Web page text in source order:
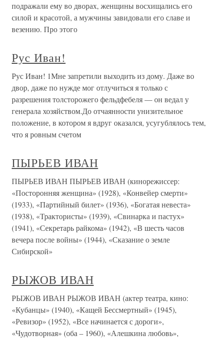
подражали ему во дворах, женщины восхищались его
силой и красотой, а мужчины завидовали его славе и
везению. Про этого
Рус Иван!
Рус Иван! 1Мне запретили выходить из дому. Даже во
двор, даже по нужде мог отлучиться я только с
разрешения толсторожего фельдфебеля — он ведал у
генерала хозяйством.До отчаянности унизительное
положение, в котором я вдруг оказался, усугублялось тем,
что я ровным счетом
ПЫРЬЕВ ИВАН
ПЫРЬЕВ ИВАН ПЫРЬЕВ ИВАН (кинорежиссер:
«Посторонняя женщина» (1928), «Конвейер смерти»
(1933), «Партийный билет» (1936), «Богатая невеста»
(1938), «Трактористы» (1939), «Свинарка и пастух»
(1941), «Секретарь райкома» (1942), «В шесть часов
вечера после войны» (1944), «Сказание о земле
Сибирской»
РЫЖОВ ИВАН
РЫЖОВ ИВАН РЫЖОВ ИВАН (актер театра, кино:
«Кубанцы» (1940), «Кащей Бессмертный» (1945),
«Ревизор» (1952), «Все начинается с дороги»,
«Чудотворная» (оба – 1960), «Алешкина любовь»,